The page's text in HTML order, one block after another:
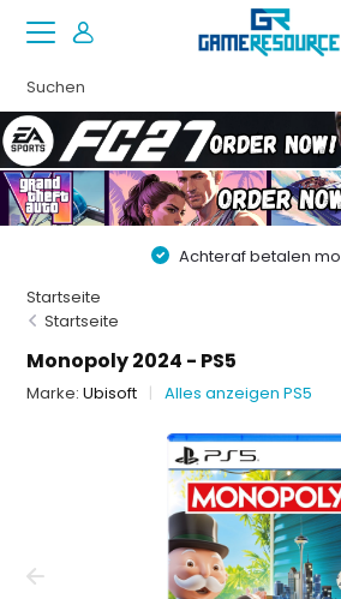
Achteraf betalen
Startseite
Startseite
Monopoly 2024 - PS5
Marke:Ubisoft Alles anzeigen PS5